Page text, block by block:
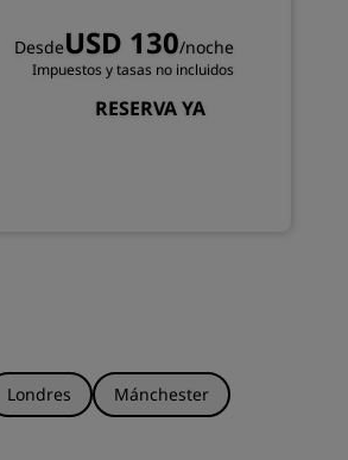
DesdeUSD 130/noche
Impuestos y tasas no incluidos
RESERVA YA
Londres
Mánchester